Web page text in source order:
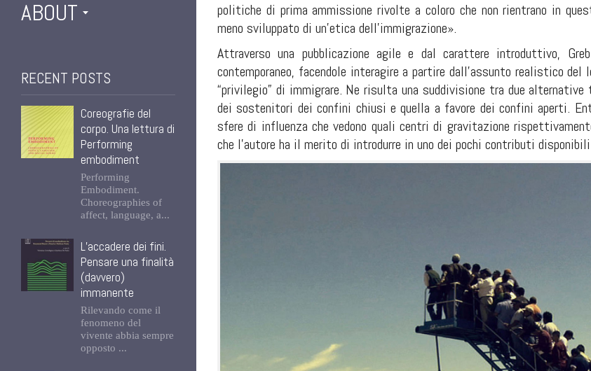
ABOUT
RECENT POSTS
Coreografie del
corpo. Una lettura di
Performing
embodiment
Performing
Embodiment.
Choreographies of
affect, language, a...
L’accadere dei fini.
Pensare una finalità
(davvero)
immanente
Rilevando come il
fenomeno del
vivente abbia sempre
opposto ...
politiche di prima ammissione rivolte a coloro che non rientrano in
meno sviluppato di un’etica dell’immigrazione».
Attraverso una pubblicazione agile e dal carattere introduttivo,
contemporaneo, facendole interagire a partire dall’assunto realistico
“privilegio” di immigrare. Ne risulta una suddivisione tra due
dei sostenitori dei confini chiusi e quella a favore dei confini aperti.
sfere di influenza che vedono quali centri di gravitazione
che l’autore ha il merito di introdurre in uno dei pochi contributi